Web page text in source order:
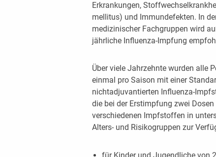
Erkrankungen,
mellitus) und Immundefekten. In
medizinischer Fachgruppen wird
jährliche Influenza-Impfung
Über viele Jahrzehnte wurden alle
einmal pro Saison mit einer
nichtadjuvantierten Influenza-
die bei der Erstimpfung zwei
verschiedenen Impfstoffen in
Alters- und Risikogruppen zur